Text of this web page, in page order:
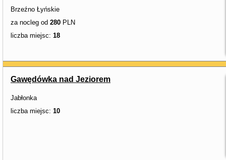
Brzeźno Łyńskie
za nocleg od 280 PLN
liczba miejsc: 18
Gawędówka nad Jeziorem
Jabłonka
liczba miejsc: 10